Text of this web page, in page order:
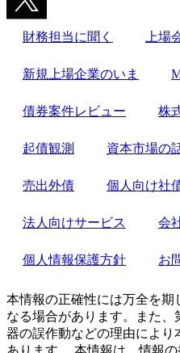
財務担当に聞く 上場
新規上場企業のいま
債券案件レビュー 株
起債観測 資本市場の
売出外債 個人向け社
法人向けサービス 会
個人情報保護方針 お
本情報の正確性には万全を期
なる場合があります。また
器の誤作動などの理由によ